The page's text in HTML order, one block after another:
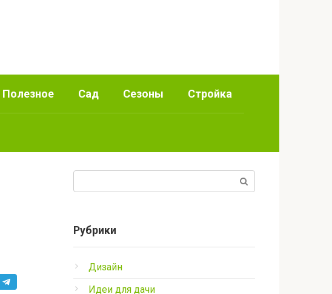
Полезное Сад Сезоны Стройка
Рубрики
Дизайн
Идеи для дачи